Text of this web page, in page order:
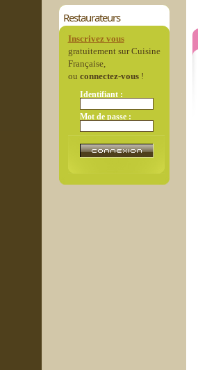
Restaurateurs
Inscrivez vous
gratuitement sur Cuisine
Française,
ou connectez-vous!
Identifiant :
Mot de passe :